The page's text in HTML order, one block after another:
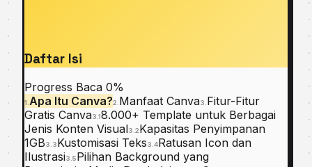
Daftar Isi
Progress Baca 0%
1.Apa Itu Canva?2.Manfaat Canva3.Fitur-Fitur
Gratis Canva3.18.000+ Template untuk Berbagai
Jenis Konten Visual3.2Kapasitas Penyimpanan
1GB3.3Kustomisasi Teks3.4Ratusan Icon dan
Ilustrasi3.5Pilihan Background yang